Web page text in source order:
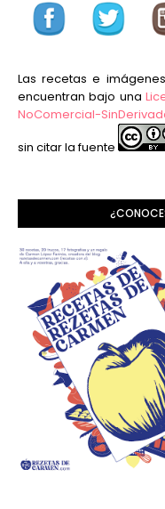
Las recetas e
encuentran bajo una
NoComercial-
sin citar la fuente